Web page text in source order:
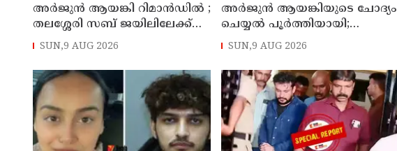
അര്‍ജുന്‍ ആയങ്കി റിമാന്‍ഡില്‍ ;
തലശ്ശേരി സബ് ജയിലിലേക്ക്
മാറ്റും
SUN,9 AUG 2026
അര്‍ജുന്‍ ആയങ്കിയുടെ ചോദ്യം
ചെയ്യല്‍ പൂര്‍ത്തിയായി;
കൂത്തുപറമ്പ് മജിസ്ട്രേറ്റിന്
SUN,9 AUG 2026